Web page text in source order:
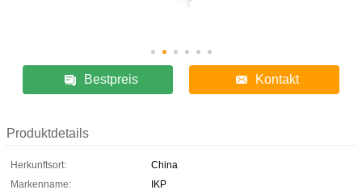
Bestpreis Kontakt
Produktdetails
Herkunftsort:
China
Markenname:
IKP